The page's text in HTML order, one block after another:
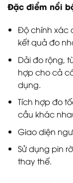
Đặc điểm nổi
Độ chính xác
kết quả đo
Dải đo rộng,
hợp cho cả
dụng.
Tích hợp đo
cầu khác
Giao diện
Sử dụng pin
thay thế.